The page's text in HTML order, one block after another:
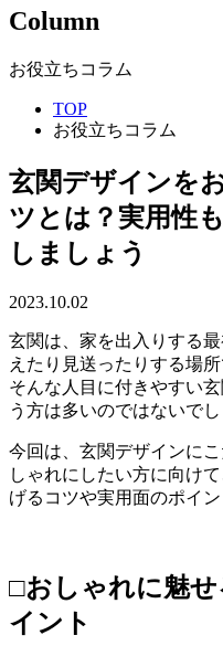
Column
お役立ちコラム
TOP
お役立ちコラム
玄関デザインを
ツとは？実用性
しましょう
2023.10.02
玄関は、家を出入りする
えたり見送ったりする場所
そんな人目に付きやすい
う方は多いのではないでし
今回は、玄関デザインに
しゃれにしたい方に向け
げるコツや実用面のポイン
□おしゃれに魅
イント